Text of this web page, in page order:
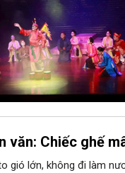
văn: Chiếc ghế
gió lớn, không đi làm